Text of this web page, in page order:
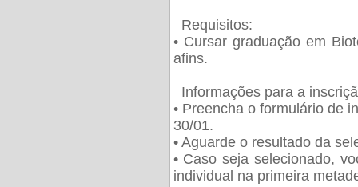
Requisitos:
• Cursar graduação em
afins.
Informações para a
• Preencha o formulário de
30/01.
• Aguarde o resultado da
• Caso seja selecionado,
individual na primeira